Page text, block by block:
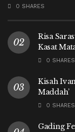
0 SHARES
Risa
Kasat
0 SHARES
Kisah
Maddah’
0 SHARES
Gading